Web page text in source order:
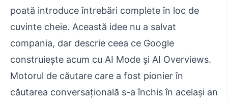
poată introduce întrebări complete în loc de
cuvinte cheie. Această idee nu a salvat
compania, dar descrie ceea ce Google
construiește acum cu AI Mode și AI Overviews.
Motorul de căutare care a fost pionier în
căutarea conversațională s-a închis în același an